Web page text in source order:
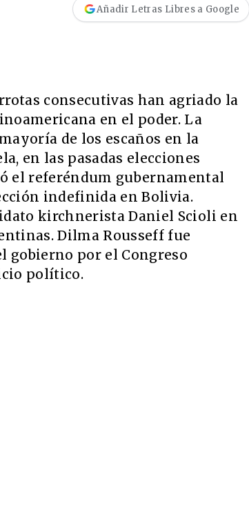
Añadir Letras Libres a Google
consecutivas han agriado la
en el poder. La
de los escaños en la
en las pasadas elecciones
el referéndum gubernamental
indefinida en Bolivia.
kirchnerista Daniel Scioli en
Dilma Rousseff fue
gobierno por el Congreso
político.
Cine desde los márgenes
EDICIÓN MÉXICO
SUSCRÍBETE